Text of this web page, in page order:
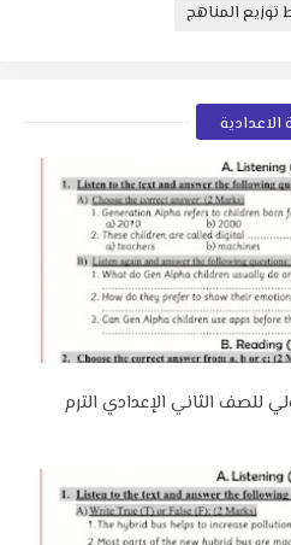
المناهج
للصف الثاني الإعدادي الترم